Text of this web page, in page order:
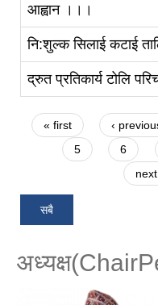
आह्वान ।।।
नि:शुल्क सिलाई कटाई
द्रुत प्रतिकार्य टोलि
Pages
« first ‹
5
6
next
सबै